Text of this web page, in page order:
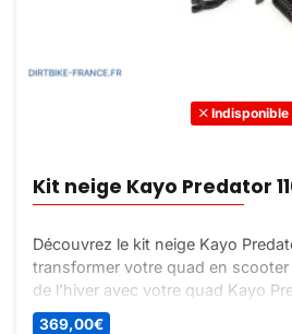
Indisponible
Kit neige Kayo Predator
Découvrez le kit neige Kayo
transformer votre quad en
de l’hiver avec votre quad Kayo
unique !
369,00€